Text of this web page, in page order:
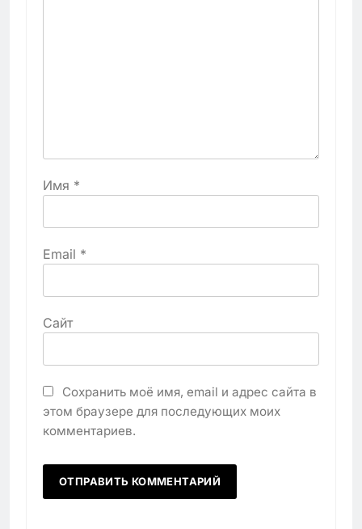
Имя *
Email *
Сайт
Сохранить моё имя, email и адрес сайта в
этом браузере для последующих моих
комментариев.